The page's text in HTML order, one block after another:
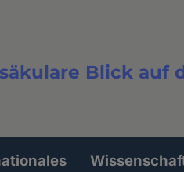
Blick auf